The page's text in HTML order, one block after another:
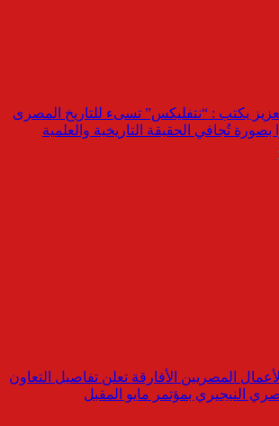
يكتب : “نتفليكس” تسىء للتاريخ المصرى
بصورة تُجافي الحقيقة التاريخية والعلمية
المصريين الأفارقة تعلن تفاصيل التعاون
النيجيري بمؤتمر مايو المقبل